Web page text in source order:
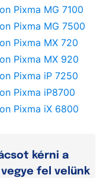
Pixma MG 7100
Pixma MG 7500
Pixma MX 720
Pixma MX 920
Pixma iP 7250
Pixma iP8700
Pixma iX 6800
kérni a
fel velünk